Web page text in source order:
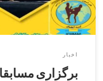
اخبار
برگزاری